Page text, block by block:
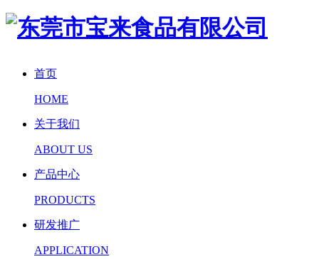
首页
HOME
关于我们
ABOUT US
产品中心
PRODUCTS
研发推广
APPLICATION